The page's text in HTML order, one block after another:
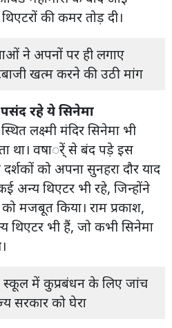
की कमर तोड़ दी।
ने अपनों पर ही लगाए
खत्म करने की उठी मांग
पसंद रहे ये सिनेमा
लक्ष्मी मंदिर सिनेमा भी
था। वषार्ें से बंद पड़े इस
को अपना सुनहरा दौर याद
अन्य थिएटर भी रहे, जिन्होंने
मजबूत किया। राम प्रकाश,
थिएटर भी हैं, जो कभी सिनेमा
स्कूल में कुप्रबंधन के लिए जांच
सरकार को घेरा